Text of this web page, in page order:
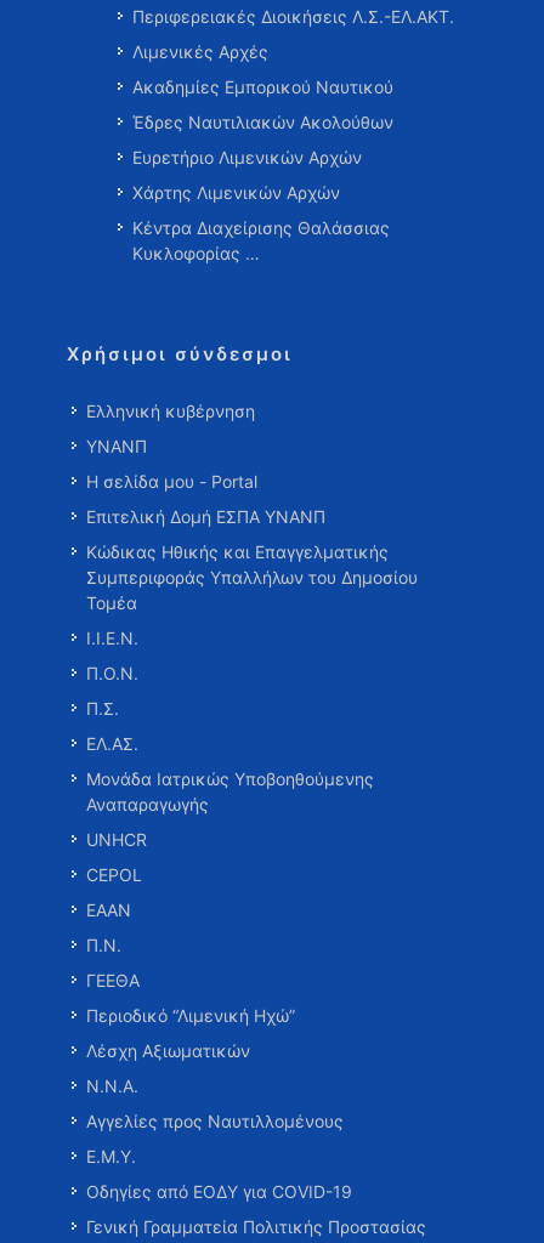
Περιφερειακές Διοικήσεις Λ.Σ.-ΕΛ.ΑΚΤ.
Λιμενικές Αρχές
Ακαδημίες Εμπορικού Ναυτικού
Έδρες Ναυτιλιακών Ακολούθων
Ευρετήριο Λιμενικών Αρχών
Χάρτης Λιμενικών Αρχών
Κέντρα Διαχείρισης Θαλάσσιας
Κυκλοφορίας …
Χρήσιμοι σύνδεσμοι
Ελληνική κυβέρνηση
ΥΝΑΝΠ
Η σελίδα μου - Portal
Επιτελική Δομή ΕΣΠΑ ΥΝΑΝΠ
Κώδικας Ηθικής και Επαγγελματικής
Συμπεριφοράς Υπαλλήλων του Δημοσίου
Τομέα
Ι.Ι.Ε.Ν.
Π.Ο.Ν.
Π.Σ.
ΕΛ.ΑΣ.
Μονάδα Ιατρικώς Υποβοηθούμενης
Αναπαραγωγής
UNHCR
CEPOL
ΕΑΑΝ
Π.Ν.
ΓΕΕΘΑ
Περιοδικό “Λιμενική Ηχώ”
Λέσχη Αξιωματικών
Ν.Ν.Α.
Αγγελίες προς Ναυτιλλομένους
Ε.Μ.Υ.
Οδηγίες από ΕΟΔΥ για COVID-19
Γενική Γραμματεία Πολιτικής Προστασίας